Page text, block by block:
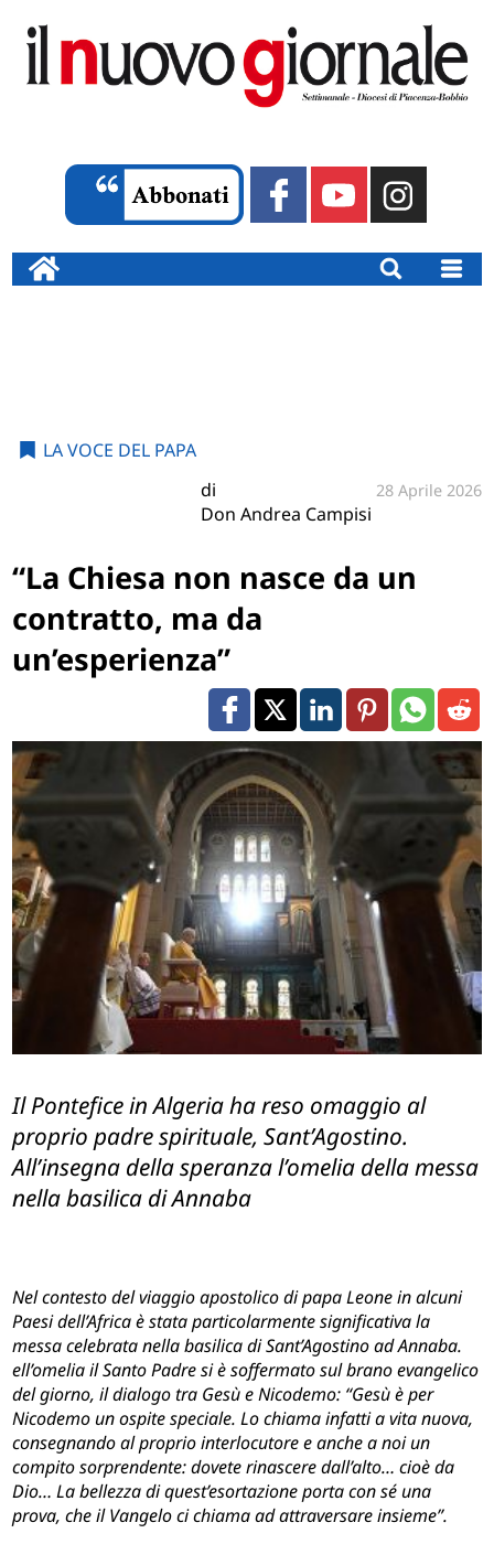
LA VOCE DEL PAPA
di
Don Andrea Campisi
28 Aprile 2026
“La Chiesa non nasce da un
contratto, ma da
un’esperienza”
Il Pontefice in Algeria ha reso omaggio al
proprio padre spirituale, Sant’Agostino.
All’insegna della speranza l’omelia della messa
nella basilica di Annaba
Nel contesto del viaggio apostolico di papa Leone in alcuni
Paesi dell’Africa è stata particolarmente significativa la
messa celebrata nella basilica di Sant’Agostino ad Annaba.
ell’omelia il Santo Padre si è soffermato sul brano evangelico
del giorno, il dialogo tra Gesù e Nicodemo: “Gesù è per
Nicodemo un ospite speciale. Lo chiama infatti a vita nuova,
consegnando al proprio interlocutore e anche a noi un
compito sorprendente: dovete rinascere dall’alto… cioè da
Dio… La bellezza di quest’esortazione porta con sé una
prova, che il Vangelo ci chiama ad attraversare insieme”.